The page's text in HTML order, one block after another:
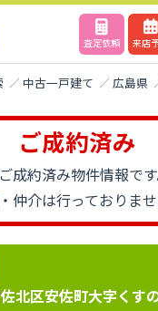
査定依頼 来店
中古一戸建て 広島県
ご成約済み
成約済み物件情報です
仲介は行っておりませ
北区安佐町大字くす